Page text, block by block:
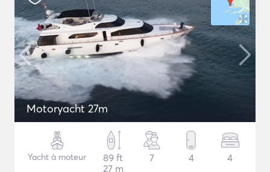
Motoryacht 27m
Yacht à moteur
89 ft
27 m
7 4 4